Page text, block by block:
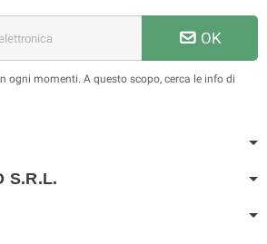
OK
ogni momenti. A questo scopo, cerca le info di
S.R.L.